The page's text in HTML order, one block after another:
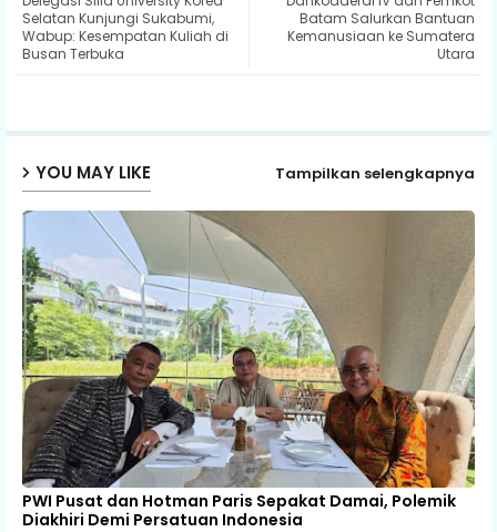
ats
Batam Salurkan Bantuan
Kemanusiaan ke Sumatera
Utara
Selatan Kunjungi Sukabumi,
Wabup: Kesempatan Kuliah di
Busan Terbuka
YOU MAY LIKE Tampilkan selengkapnya
PWI Pusat dan Hotman Paris Sepakat Damai, Polemik
Diakhiri Demi Persatuan Indonesia